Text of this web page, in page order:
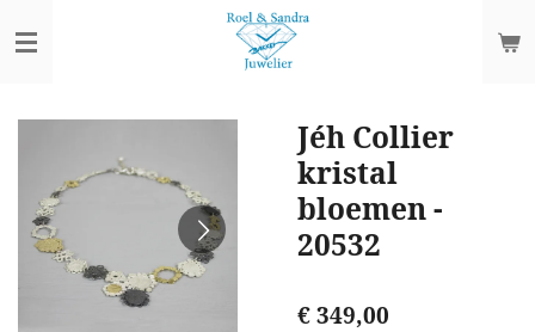
direct
Jéh Collier
kristal
bloemen -
20532
€ 349,00